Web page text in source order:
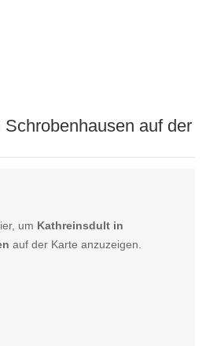
auf der
um Kathreinsdult in
auf der Karte anzuzeigen.